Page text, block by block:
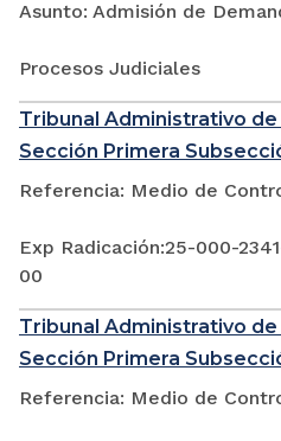
Asunto: Admisión de
Procesos Judiciales
Tribunal Administrativo
Sección Primera
Referencia: Medio de
Exp Radicación:25-000-
00
Tribunal Administrativo
Sección Primera
Referencia: Medio de